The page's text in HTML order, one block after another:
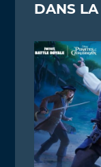
DANS